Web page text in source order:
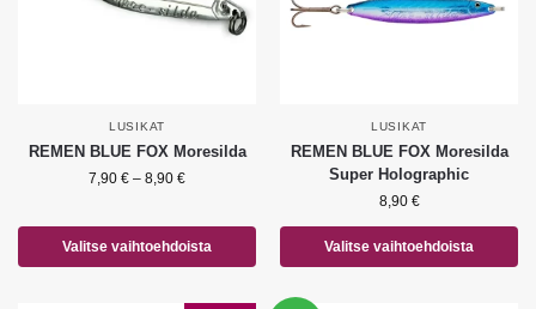
LUSIKAT
REMEN BLUE FOX Moresilda
7,90 € – 8,90 €
Valitse vaihtoehdoista
LUSIKAT
REMEN BLUE FOX Moresilda
Super Holographic
8,90 €
Valitse vaihtoehdoista